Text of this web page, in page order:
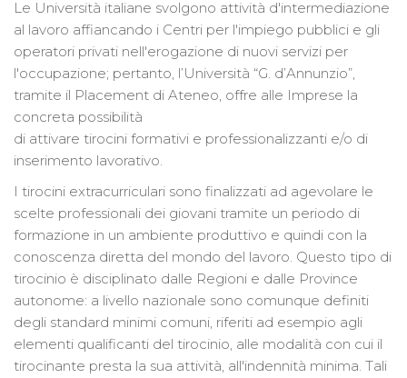
Le Università italiane svolgono attività d'intermediazione
al lavoro affiancando i Centri per l'impiego pubblici e gli
operatori privati nell'erogazione di nuovi servizi per
l'occupazione; pertanto, l’Università “G. d’Annunzio”,
tramite il Placement di Ateneo, offre alle Imprese la
concreta possibilità
di attivare tirocini formativi e professionalizzanti e/o di
inserimento lavorativo.
I tirocini extracurriculari sono finalizzati ad agevolare le
scelte professionali dei giovani tramite un periodo di
formazione in un ambiente produttivo e quindi con la
conoscenza diretta del mondo del lavoro. Questo tipo di
tirocinio è disciplinato dalle Regioni e dalle Province
autonome: a livello nazionale sono comunque definiti
degli standard minimi comuni, riferiti ad esempio agli
elementi qualificanti del tirocinio, alle modalità con cui il
tirocinante presta la sua attività, all'indennità minima. Tali